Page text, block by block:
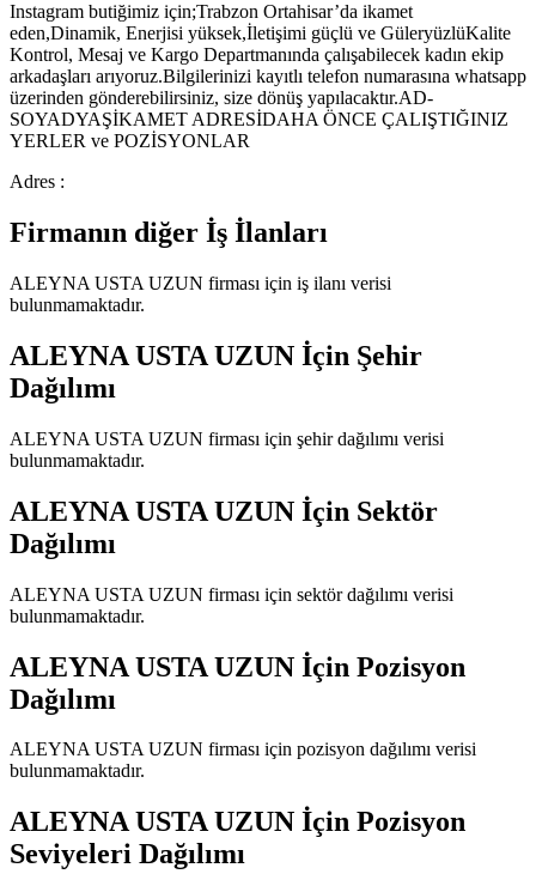
Instagram butiğimiz için;Trabzon Ortahisar’da ikamet
eden,Dinamik, Enerjisi yüksek,İletişimi güçlü ve GüleryüzlüKalite
Kontrol, Mesaj ve Kargo Departmanında çalışabilecek kadın ekip
arkadaşları arıyoruz.Bilgilerinizi kayıtlı telefon numarasına whatsapp
üzerinden gönderebilirsiniz, size dönüş yapılacaktır.AD-
SOYADYAŞİKAMET ADRESİDAHA ÖNCE ÇALIŞTIĞINIZ
YERLER ve POZİSYONLAR
Adres :
Firmanın diğer İş İlanları
ALEYNA USTA UZUN firması için iş ilanı verisi
bulunmamaktadır.
ALEYNA USTA UZUN İçin Şehir
Dağılımı
ALEYNA USTA UZUN firması için şehir dağılımı verisi
bulunmamaktadır.
ALEYNA USTA UZUN İçin Sektör
Dağılımı
ALEYNA USTA UZUN firması için sektör dağılımı verisi
bulunmamaktadır.
ALEYNA USTA UZUN İçin Pozisyon
Dağılımı
ALEYNA USTA UZUN firması için pozisyon dağılımı verisi
bulunmamaktadır.
ALEYNA USTA UZUN İçin Pozisyon
Seviyeleri Dağılımı